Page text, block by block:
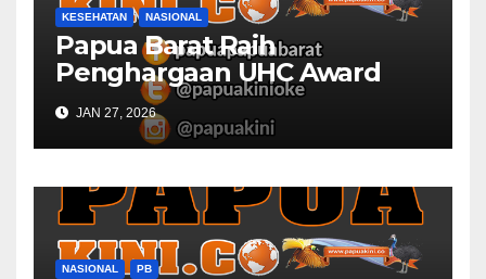
KESEHATAN NASIONAL
Papua Barat Raih
Penghargaan UHC Award
BPJS Kesehatan
JAN 27, 2026
NASIONAL PB